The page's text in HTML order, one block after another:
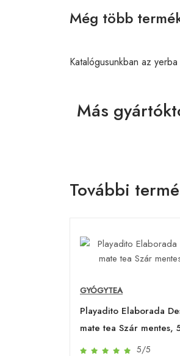
Még több
Katalógusunkban az
Más
További
GYÓGYTEA
Playadito Elaborada
mate tea Szár mentes,
5/5